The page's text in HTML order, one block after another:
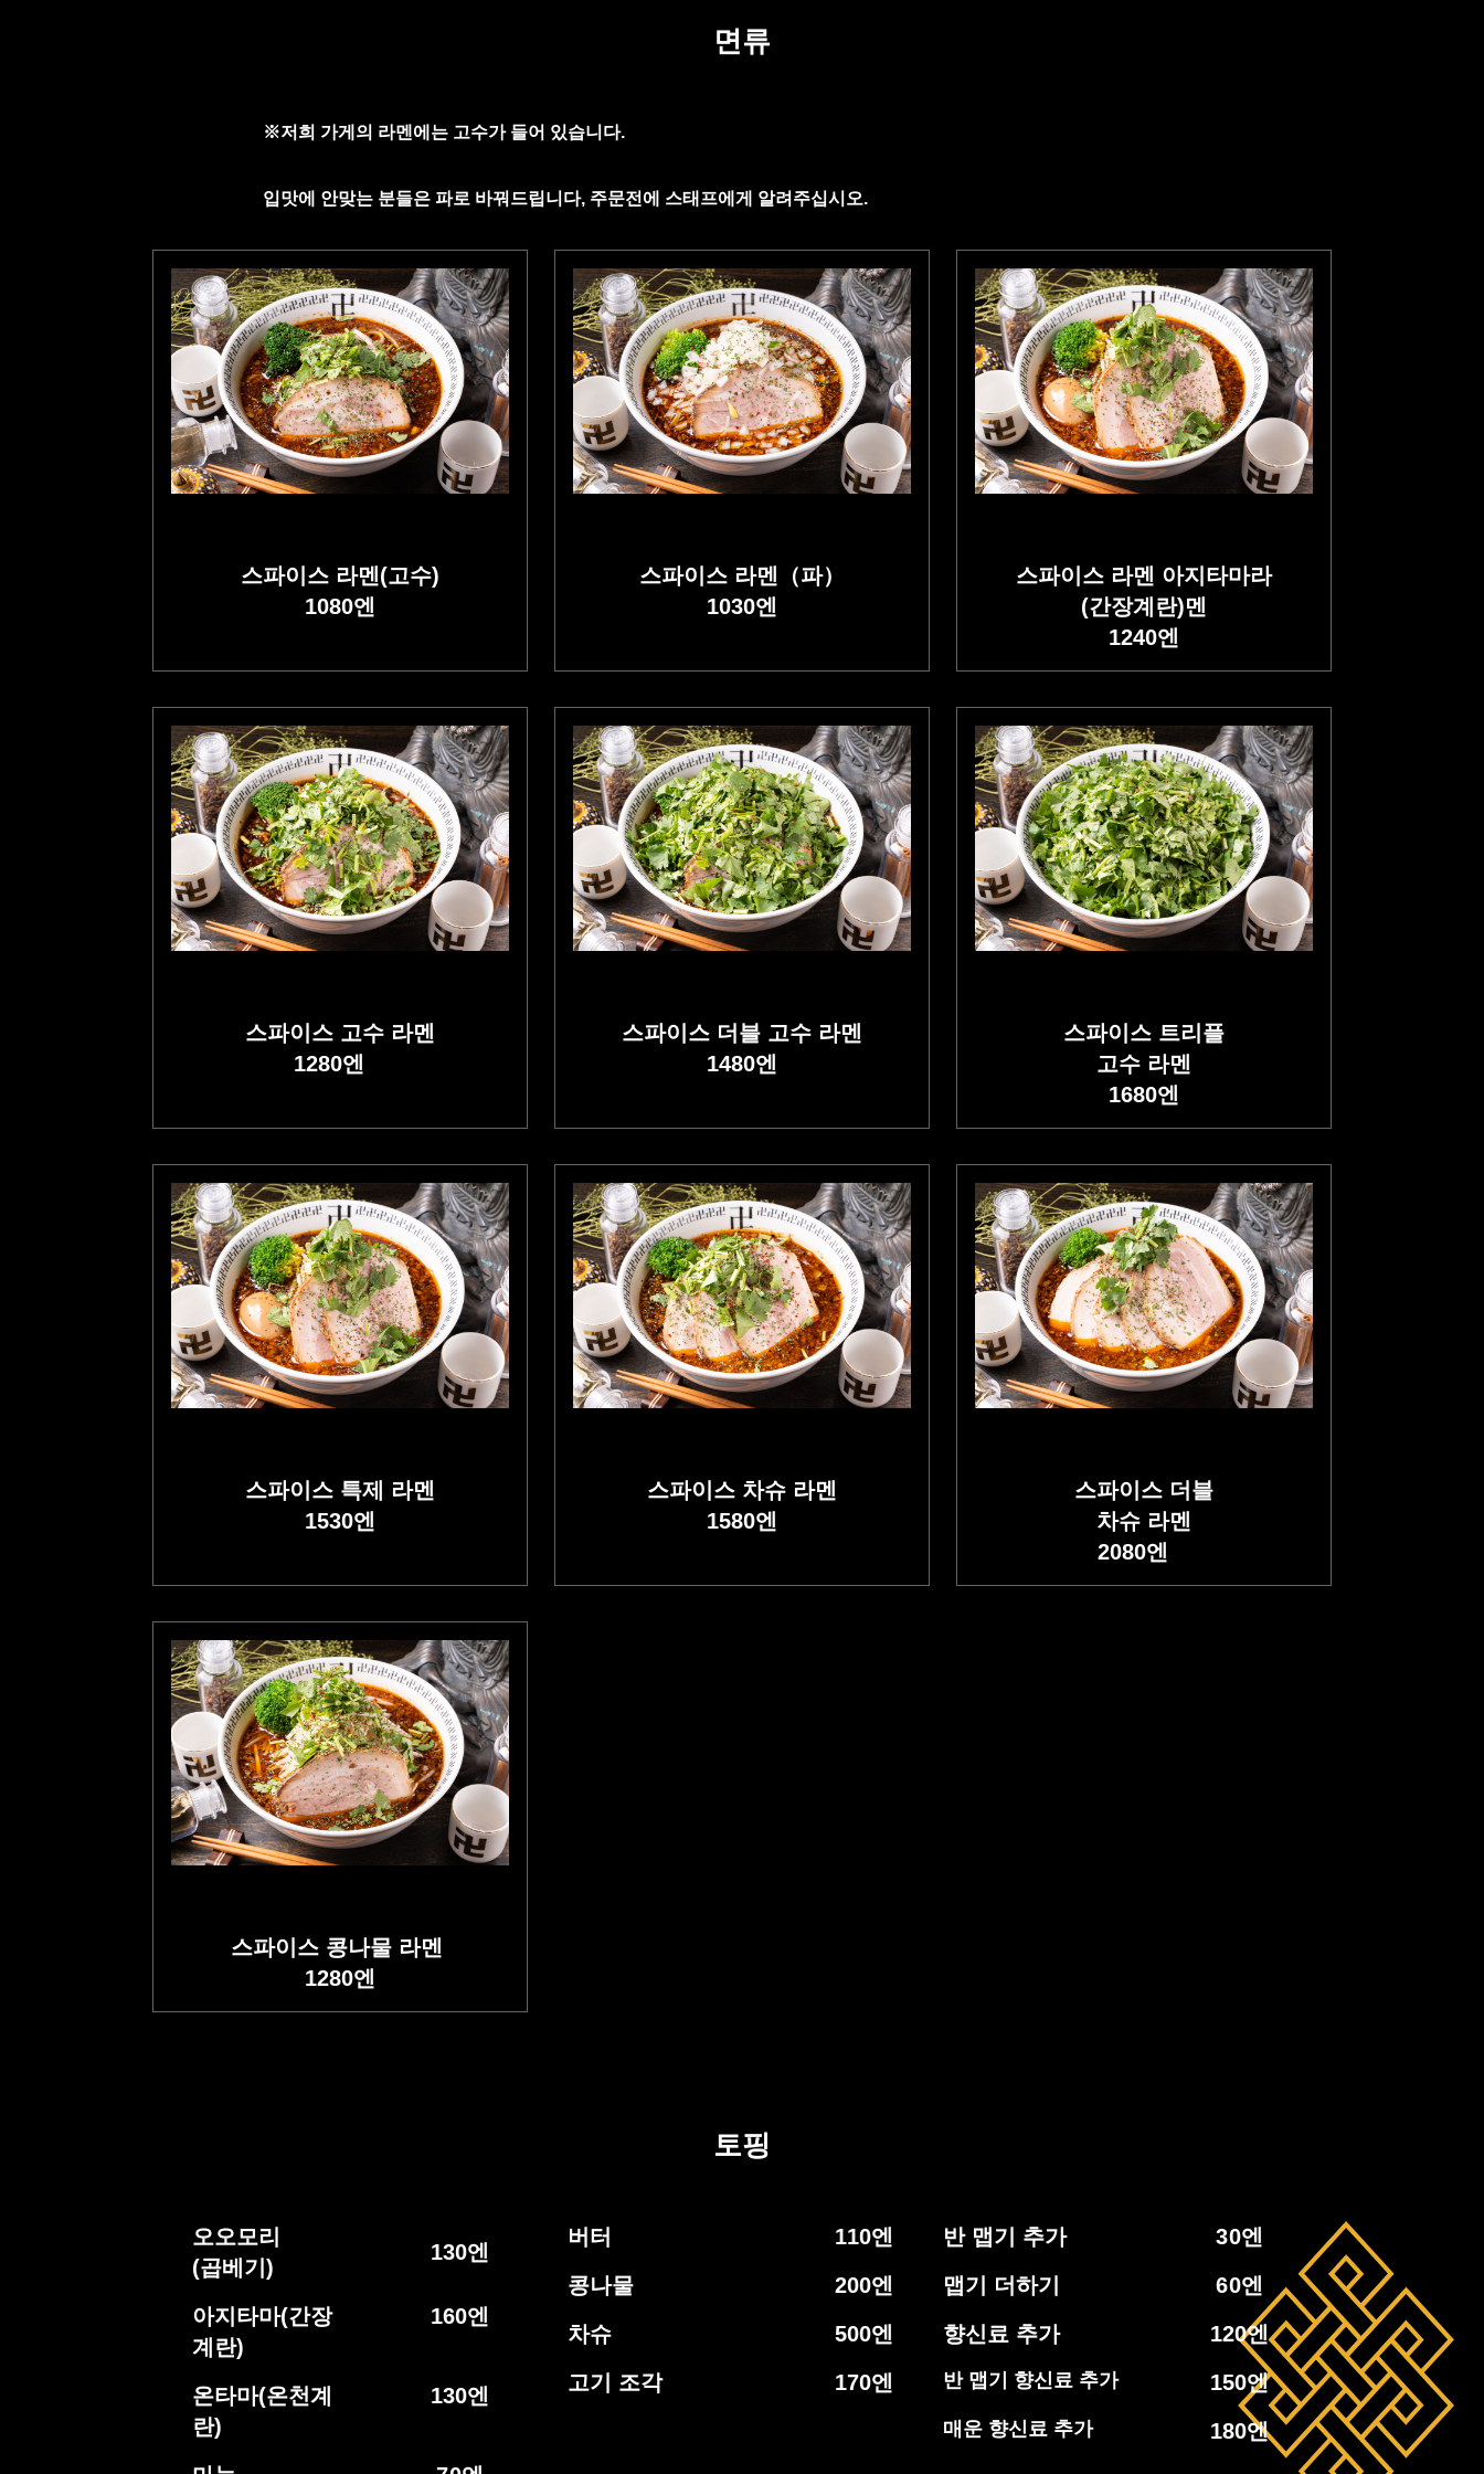
면류
※저희 가게의 라멘에는 고수가 들어 있습니다.
입맛에 안맞는 분들은 파로 바꿔드립니다, 주문전에 스태프에게 알려주십시오.
스파이스 라멘(고수)
1080엔
스파이스 라멘 （파）
1030엔
스파이스 라멘 아지타마라
(간장계란)멘
1240엔
스파이스 고수 라멘
1280엔
스파이스 더블 고수 라멘
1480엔
스파이스 트리플
고수 라멘
1680엔
스파이스 특제 라멘
1530엔
스파이스 차슈 라멘
1580엔
스파이스 더블
차슈 라멘
2080엔
스파이스 콩나물 라멘
1280엔
토핑
오오모리
(곱베기)
130엔
아지타마(간장
계란)
160엔
온타마(온천계
란)
130엔
버터 110엔
콩나물
200엔
차슈
500엔
고기 조각
170엔
반 맵기 추가 30엔
맵기 더하기
60엔
향신료 추가
120엔
반 맵기 향신료 추가 150엔
매운 향신료 추가 180엔